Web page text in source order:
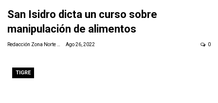
San Isidro dicta un curso sobre
manipulación de alimentos
Ago 26, 2022 0
TIGRE